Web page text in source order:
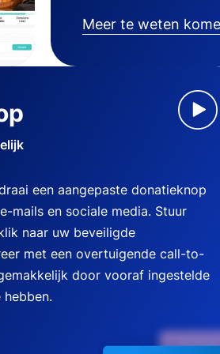
Meer te weten
een aangepaste donatieknop
mails en sociale media. Stuur
naar uw beveiligde
met een overtuigende call-to-
door vooraf ingestelde